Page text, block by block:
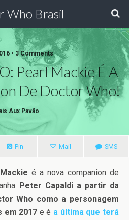
Who Brasil
• 3 Comments
Pearl Mackie É A
De Doctor Who!
Aux Pavão
Pin Mail SMS
é a nova companion de
Peter Capaldi a partir da
Who como a personagem
em 2017 e é a última que terá